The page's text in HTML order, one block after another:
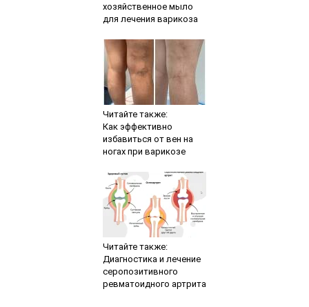
хозяйственное мыло
для лечения варикоза
Читайте также:
Как эффективно
избавиться от вен на
ногах при варикозе
Читайте также:
Диагностика и лечение
серопозитивного
ревматоидного артрита